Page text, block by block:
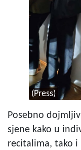
(Press)
Posebno
sjene kako u
recitalima, tako i